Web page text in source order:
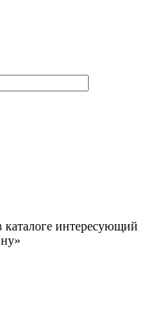
каталоге интересующий